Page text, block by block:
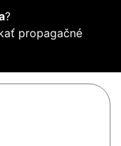
?
propagačné